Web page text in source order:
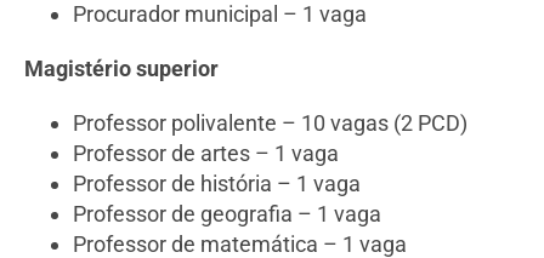
Procurador municipal – 1 vaga
Magistério superior
Professor polivalente – 10 vagas (2 PCD)
Professor de artes – 1 vaga
Professor de história – 1 vaga
Professor de geografia – 1 vaga
Professor de matemática – 1 vaga